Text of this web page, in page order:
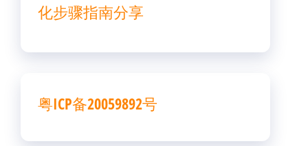
化步骤指南分享
粤ICP备20059892号